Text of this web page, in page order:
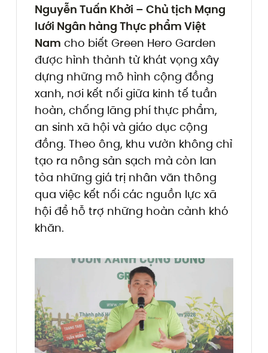
Nguyễn Tuấn Khởi – Chủ tịch Mạng
lưới Ngân hàng Thực phẩm Việt
Nam cho biết Green Hero Garden
được hình thành từ khát vọng xây
dựng những mô hình cộng đồng
xanh, nơi kết nối giữa kinh tế tuần
hoàn, chống lãng phí thực phẩm,
an sinh xã hội và giáo dục cộng
đồng. Theo ông, khu vườn không chỉ
tạo ra nông sản sạch mà còn lan
tỏa những giá trị nhân văn thông
qua việc kết nối các nguồn lực xã
hội để hỗ trợ những hoàn cảnh khó
khăn.